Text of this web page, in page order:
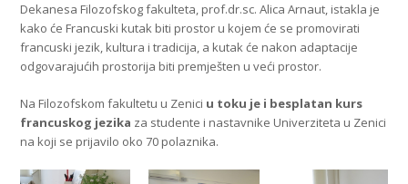
Dekanesa Filozofskog fakulteta, prof.dr.sc. Alica Arnaut, istakla je
kako će Francuski kutak biti prostor u kojem će se promovirati
francuski jezik, kultura i tradicija, a kutak će nakon adaptacije
odgovarajućih prostorija biti premješten u veći prostor.
Na Filozofskom fakultetu u Zenici u toku je i besplatan kurs
francuskog jezika za studente i nastavnike Univerziteta u Zenici
na koji se prijavilo oko 70 polaznika.